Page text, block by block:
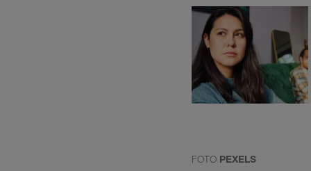
FOTO PEXELS